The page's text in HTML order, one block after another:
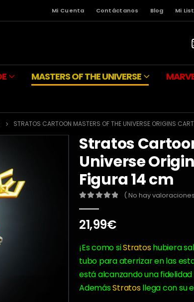
Mi Cuenta Contáctanos Blog Mi
MASTERS OF THE UNIVERSE
STRATOS CARTOON MASTERS OF THE UNIVERSE ORIGINS
Stratos
Universe
Figura 14 cm
( No hay
21,99€
¡Es como siStratoshubiera
tubo para aterrizar en las
está alcanzando una
AdemásStratosllega con su